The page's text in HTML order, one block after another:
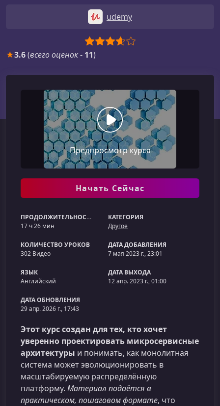
udemy
★3.6(всего оценок- 11)
Предпросмотр курса
Начать Сейчас
ПРОДОЛЖИТЕЛЬНОСТЬ
17 ч 26 мин
КАТЕГОРИЯ
Другое
КОЛИЧЕСТВО УРОКОВ
302 Видео
ДАТА ДОБАВЛЕНИЯ
7 мая 2023 г., 23:01
ЯЗЫК
Английский
ДАТА ВЫХОДА
12 апр. 2023 г., 01:00
ДАТА ОБНОВЛЕНИЯ
29 апр. 2026 г., 17:43
Этот курс создан для тех, кто хочет
уверенно проектировать микросервисные
архитектуры и понимать, как монолитная
система может эволюционировать в
масштабируемую распределённую
платформу. Материал подаётся в
практическом, пошаговом формате, что